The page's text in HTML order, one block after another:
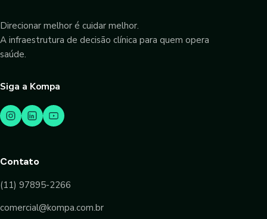
Direcionar melhor é cuidar melhor.
A infraestrutura de decisão clínica para quem opera
saúde.
Siga a Kompa
Contato
(11) 97895-2266
comercial@kompa.com.br